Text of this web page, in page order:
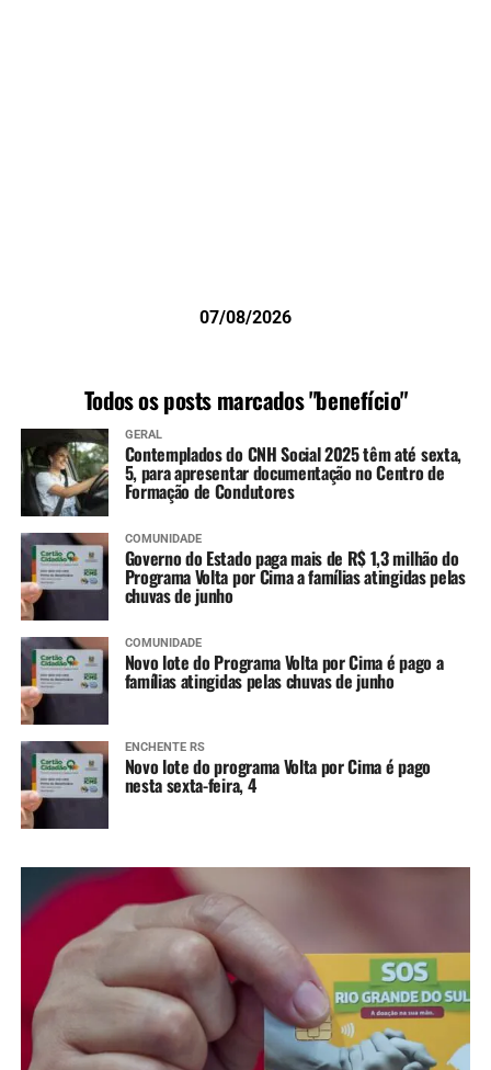
07/08/2026
Todos os posts marcados "benefício"
GERAL
Contemplados do CNH Social 2025 têm até sexta,
5, para apresentar documentação no Centro de
Formação de Condutores
COMUNIDADE
Governo do Estado paga mais de R$ 1,3 milhão do
Programa Volta por Cima a famílias atingidas pelas
chuvas de junho
COMUNIDADE
Novo lote do Programa Volta por Cima é pago a
famílias atingidas pelas chuvas de junho
ENCHENTE RS
Novo lote do programa Volta por Cima é pago
nesta sexta-feira, 4